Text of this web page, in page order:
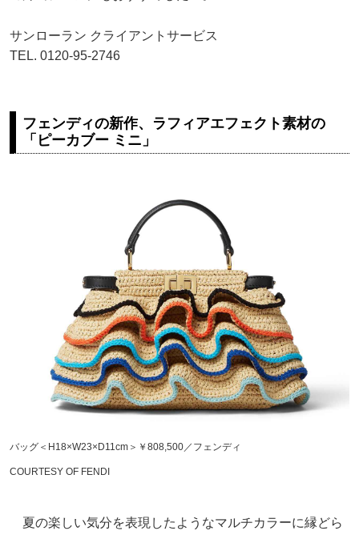
サンローラン クライアントサービス
TEL. 0120-95-2746
フェンディの新作、ラフィアエフェクト素材の
「ピーカブー ミニ」
バッグ＜H18×W23×D11cm＞￥808,500／フェンディ
COURTESY OF FENDI
夏の楽しい気分を表現したようなマルチカラーに縁どら